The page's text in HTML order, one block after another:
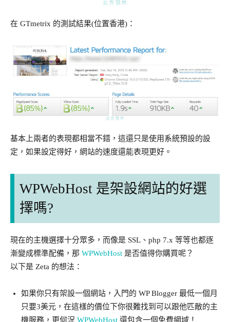
在 GTmetrix 的測試結果(位置香港)：
基本上兩者的表現都相當不錯，這還只是使用系統預設的設
定，如果設定得好，網站的速度還能表現更好。
WPWebHost 是架設網站的好選
擇嗎?
現在的主機選擇十分眾多，而像是 SSL、php 7.x 等等也都逐
漸變成標準配備，那 WPWebHost 是否值得你購買呢？
以下是 Zeta 的想法：
如果你只有架設一個網站，入門的 WP Blogger 最低一個月
只要3美元，在這樣的價位下你很難找到可以跟他匹敵的主
機服務，更何況 WPWebHost 還包含一個免費網域！